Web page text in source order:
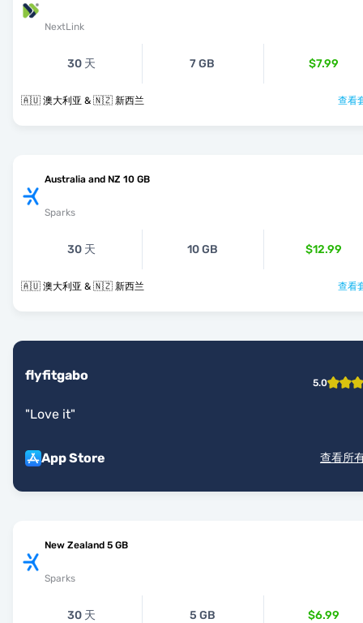
NextLink
30 天 7 GB $7.99
🇦🇺 澳大利亚 & 🇳🇿 新西兰 查看
Australia and NZ 10 GB
Sparks
30 天 10 GB $12.99
🇦🇺 澳大利亚 & 🇳🇿 新西兰 查看
flyfitgabo 5.0
"Love it"
App Store 查看所
New Zealand 5 GB
Sparks
30 天 5 GB $6.99